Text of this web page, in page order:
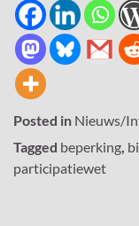
Posted in Nieuws/
Tagged beperking
participatiewet